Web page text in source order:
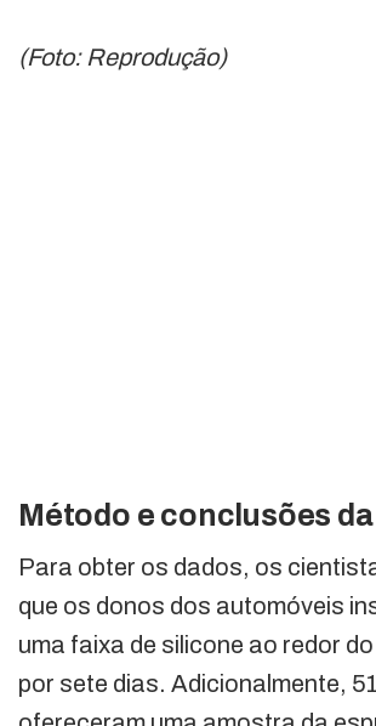
(Foto: Reprodução)
Método e conclusões
Para obter os dados, os
que os donos dos automóveis
uma faixa de silicone ao redor
por sete dias. Adicionalmente,